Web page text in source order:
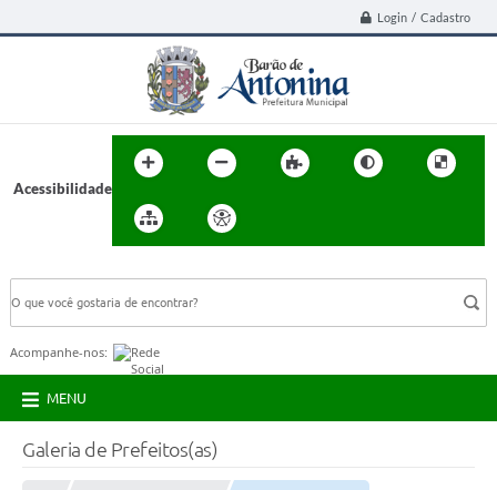
Login / Cadastro
Acessibilidade
Acompanhe-nos:
MENU
Galeria de Prefeitos(as)